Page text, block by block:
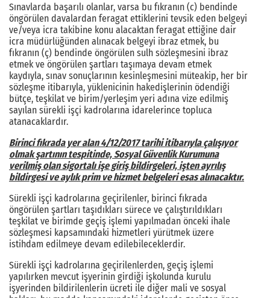
Sınavlarda başarılı olanlar, varsa bu fıkranın (c) bendinde
öngörülen davalardan feragat ettiklerini tevsik eden belgeyi
ve/veya icra takibine konu alacaktan feragat ettiğine dair
icra müdürlüğünden alınacak belgeyi ibraz etmek, bu
fıkranın (ç) bendinde öngörülen sulh sözleşmesini ibraz
etmek ve öngörülen şartları taşımaya devam etmek
kaydıyla, sınav sonuçlarının kesinleşmesini müteakip, her bir
sözleşme itibarıyla, yüklenicinin hakedişlerinin ödendiği
bütçe, teşkilat ve birim/yerleşim yeri adına vize edilmiş
sayılan sürekli işçi kadrolarına idarelerince topluca
atanacaklardır.
Birinci fıkrada yer alan 4/12/2017 tarihi itibarıyla çalışıyor
olmak şartının tespitinde, Sosyal Güvenlik Kurumuna
verilmiş olan sigortalı işe giriş bildirgeleri, işten ayrılış
bildirgesi ve aylık prim ve hizmet belgeleri esas alınacaktır.
Sürekli işçi kadrolarına geçirilenler, birinci fıkrada
öngörülen şartları taşıdıkları sürece ve çalıştırıldıkları
teşkilat ve birimde geçiş işlemi yapılmadan önceki ihale
sözleşmesi kapsamındaki hizmetleri yürütmek üzere
istihdam edilmeye devam edilebileceklerdir.
Sürekli işçi kadrolarına geçirilenlerden, geçiş işlemi
yapılırken mevcut işyerinin girdiği işkolunda kurulu
işyerinden bildirilenlerin ücreti ile diğer mali ve sosyal